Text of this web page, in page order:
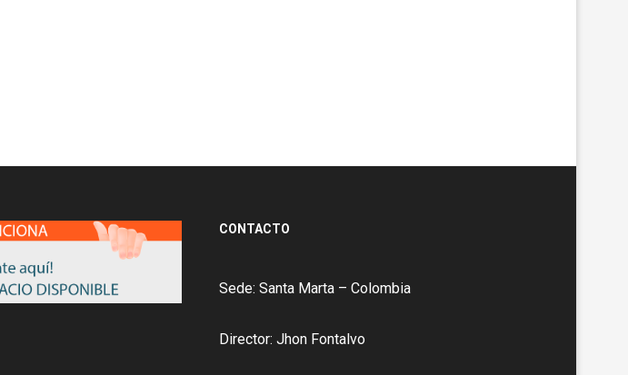
CONTACTO
Sede: Santa Marta – Colombia
Director: Jhon Fontalvo